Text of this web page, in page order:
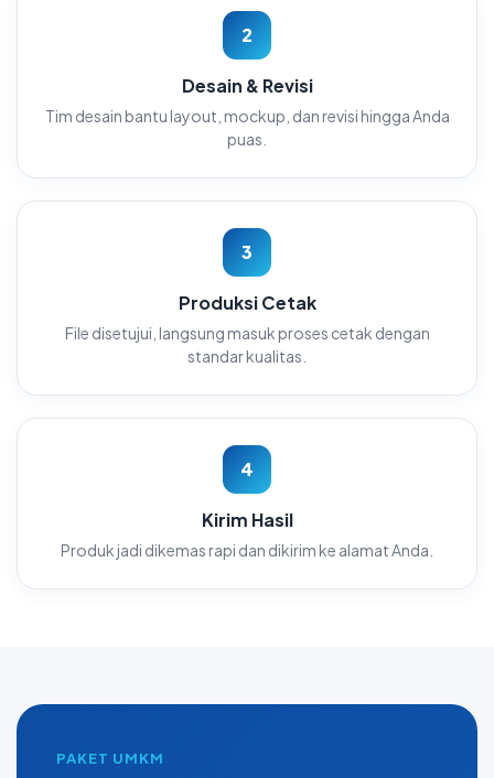
2
Desain & Revisi
Tim desain bantu layout, mockup, dan revisi hingga Anda
puas.
3
Produksi Cetak
File disetujui, langsung masuk proses cetak dengan
standar kualitas.
4
Kirim Hasil
Produk jadi dikemas rapi dan dikirim ke alamat Anda.
PAKET UMKM